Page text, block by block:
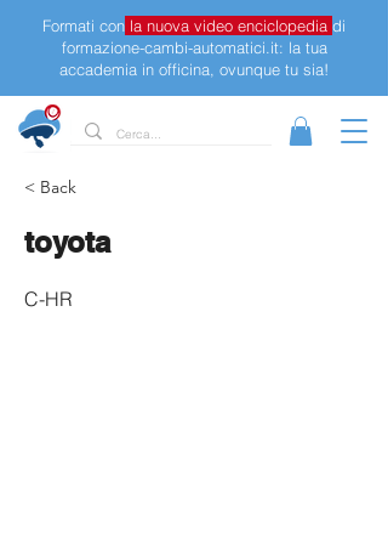
Formati con la nuova video enciclopedia di
formazione-cambi-automatici.it: la tua
accademia in officina, ovunque tu sia!
< Back
toyota
C-HR